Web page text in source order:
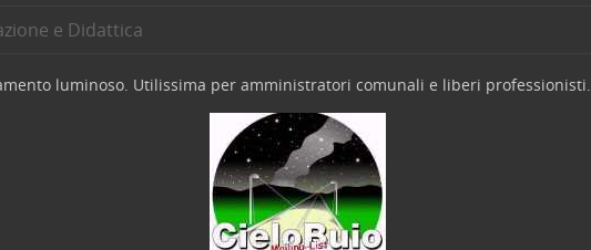
e Didattica
luminoso. Utilissima per amministratori comunali e liberi professionisti.